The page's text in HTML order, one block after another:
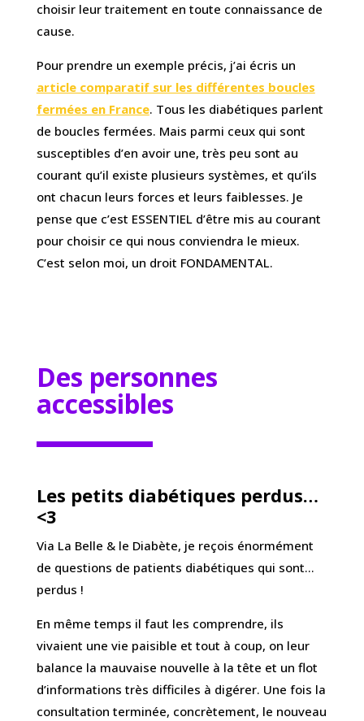
choisir leur traitement en toute connaissance de
cause.
Pour prendre un exemple précis, j’ai écris un
article comparatif sur les différentes boucles
fermées en France. Tous les diabétiques parlent
de boucles fermées. Mais parmi ceux qui sont
susceptibles d’en avoir une, très peu sont au
courant qu’il existe plusieurs systèmes, et qu’ils
ont chacun leurs forces et leurs faiblesses. Je
pense que c’est ESSENTIEL d’être mis au courant
pour choisir ce qui nous conviendra le mieux.
C’est selon moi, un droit FONDAMENTAL.
Des personnes
accessibles
Les petits diabétiques perdus…
<3
Via La Belle & le Diabète, je reçois énormément
de questions de patients diabétiques qui sont…
perdus !
En même temps il faut les comprendre, ils
vivaient une vie paisible et tout à coup, on leur
balance la mauvaise nouvelle à la tête et un flot
d’informations très difficiles à digérer. Une fois la
consultation terminée, concrètement, le nouveau